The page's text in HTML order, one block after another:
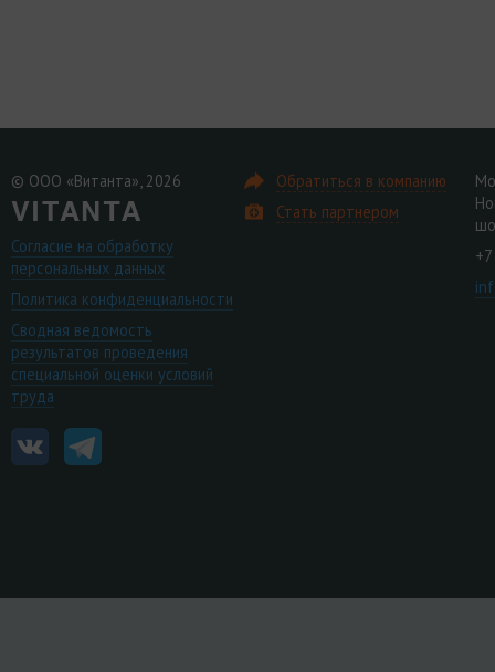
© ООО «Витанта», 2026
Согласие на обработку
персональных данных
Политика конфиденциальности
Сводная ведомость
результатов проведения
специальной оценки условий
труда
Обратиться в компанию
Стать партнером